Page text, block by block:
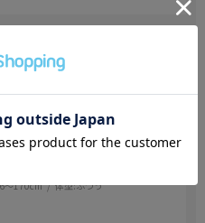
裄丈82cm)
～170cm 体型:ふつう